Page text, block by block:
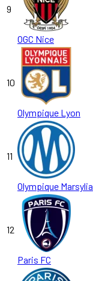
9
OGC Nice
10
Olympique Lyon
11
Olympique Marsylia
12
Paris FC